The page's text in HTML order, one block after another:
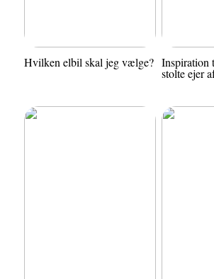
Hvilken elbil skal jeg vælge? Inspiration
stolte ejer